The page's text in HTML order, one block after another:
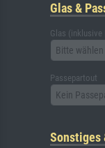
Glas &
Glas (inklusive
Bitte wählen
Passepartout
Kein
Sonstiges